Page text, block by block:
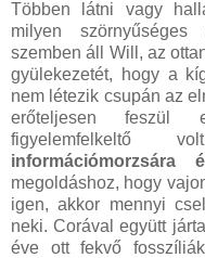
Többen látni vagy
milyen
szemben áll Will, az
gyülekezetét, hogy a
nem létezik csupán az
erőteljesen feszül
figyelemfelkeltő
információmorzsára
megoldáshoz, hogy
igen, akkor mennyi
neki. Corával együtt
éve ott fekvő